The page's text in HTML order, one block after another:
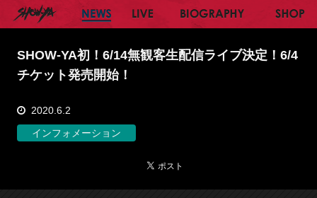
SHOW-YA オフィシャルサイト
NEWS LIVE BIOGRAPHY
SHOW-YA初！6/14無観客生配信ライブ決定！6/4
チケット発売開始！
2020.6.2
インフォメーション